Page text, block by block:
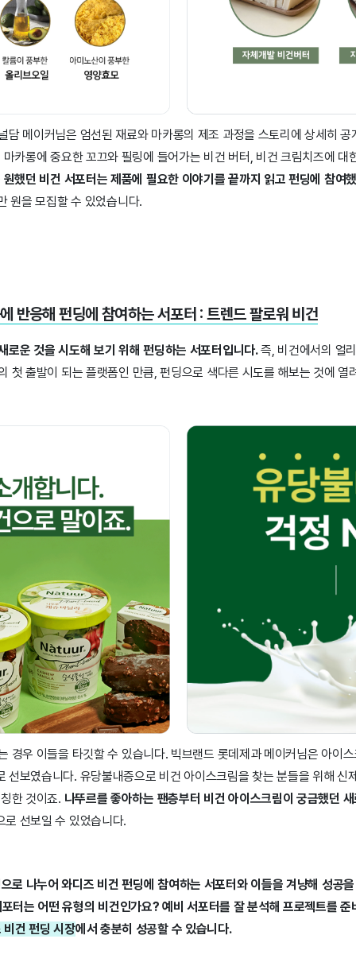
담 메이커님은 엄선된 재료와 마카롱의 제조 과정을 스토리에 상세히
마카롱에 중요한 꼬끄와 필링에 들어가는 비건 버터, 비건 크림치즈에 대
했던 비건 서포터는 제품에 필요한 이야기를 끝까지 읽고 펀딩에 참여
원을 모집할 수 있었습니다.
반응해 펀딩에 참여하는 서포터 : 트렌드 팔로워 비건
로운 것을 시도해 보기 위해 펀딩하는 서포터입니다.즉, 비건에서의 얼
첫 출발이 되는 플랫폼인 만큼, 펀딩으로 색다른 시도를 해보는 것에 열
경우 이들을 타깃할 수 있습니다. 빅브랜드 롯데제과 메이커님은 아이스
선보였습니다. 유당불내증으로 비건 아이스크림을 찾는 분들을 위해 신
한 것이죠. 나뚜르를 좋아하는 팬층부터 비건 아이스크림이 궁금했던
로 선보일 수 있었습니다.
로 나누어 와디즈 비건 펀딩에 참여하는 서포터와 이들을 겨냥해 성공
터는 어떤 유형의 비건인가요? 예비 서포터를 잘 분석해 프로젝트를
비건 펀딩 시장에서 충분히 성공할 수 있습니다.